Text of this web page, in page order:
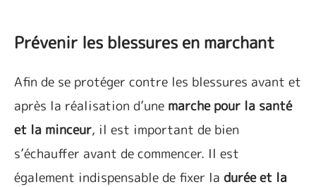
Prévenir les blessures en marchant
Afin de se protéger contre les blessures avant et
après la réalisation d’une marche pour la santé
et la minceur, il est important de bien
s’échauffer avant de commencer. Il est
également indispensable de fixer la durée et la